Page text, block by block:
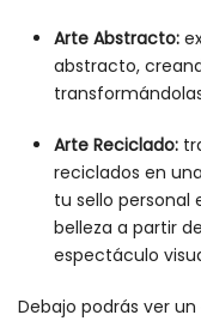
Arte Abstracto:
abstracto,
Arte Reciclado:
reciclados en
tu sello personal
belleza a partir
espectáculo
Debajo podrás ver